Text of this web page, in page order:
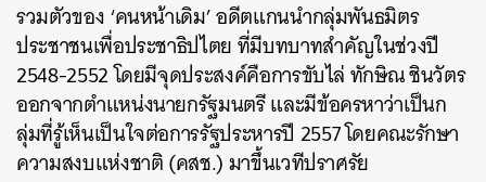
รวมตัวของ ‘คนหน้าเดิม’ อดีตแกนนำกลุ่มพันธมิตร
ประชาชนเพื่อประชาธิปไตย ที่มีบทบาทสำคัญในช่วงปี
2548-2552 โดยมีจุดประสงค์คือการขับไล่ ทักษิณ ชินวัตร
ออกจากตำแหน่งนายกรัฐมนตรี และมีข้อครหาว่าเป็นก
ลุ่มที่รู้เห็นเป็นใจต่อการรัฐประหารปี 2557 โดยคณะรักษา
ความสงบแห่งชาติ (คสช.) มาขึ้นเวทีปราศรัย